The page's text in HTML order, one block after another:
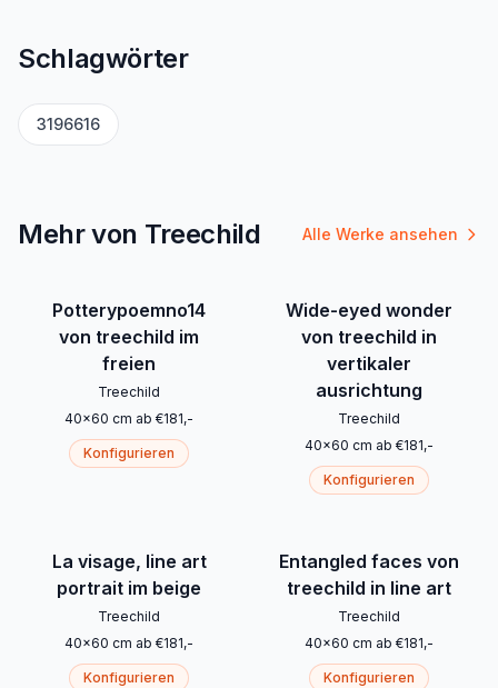
Schlagwörter
3196616
Mehr von Treechild Alle Werke ansehen
Potterypoemno14
von treechild im
freien
Treechild
40x60 cm ab €181,-
Konfigurieren
Wide-eyed wonder
von treechild in
vertikaler
ausrichtung
Treechild
40x60 cm ab €181,-
Konfigurieren
La visage, line art
portrait im beige
Treechild
40x60 cm ab €181,-
Konfigurieren
Entangled faces von
treechild in line art
Treechild
40x60 cm ab €181,-
Konfigurieren